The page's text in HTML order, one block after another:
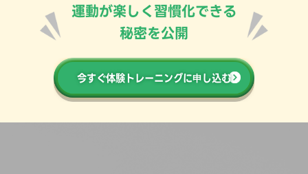
運動が楽しく習慣化できる
秘密を公開
今すぐ体験トレーニングに申し込む